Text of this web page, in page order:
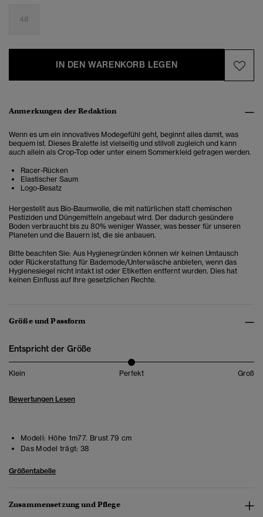
48
IN DEN WARENKORB LEGEN
Anmerkungen der Redaktion
Wenn es um ein innovatives Modegefühl geht, beginnt alles damit, was
bequem ist. Dieses Bralette ist vielseitig und stilvoll zugleich und kann
auch allein als Crop-Top oder unter einem Sommerkleid getragen werden.
Racer-Rücken
Elastischer Saum
Logo-Besatz
Hergestellt aus Bio-Baumwolle, die mit natürlichen statt chemischen
Pestiziden und Düngemitteln angebaut wird. Der dadurch gesündere
Boden verbraucht bis zu 80% weniger Wasser, was besser für unseren
Planeten und die Bauern ist, die sie anbauen.
Bitte beachten Sie: Aus Hygienegründen können wir keinen Umtausch
oder Rückerstattung für Bademode/Unterwäsche anbieten, wenn das
Hygienesiegel nicht intakt ist oder Etiketten entfernt wurden. Dies hat
keinen Einfluss auf Ihre gesetzlichen Rechte.
Größe und Passform
Entspricht der Größe
Klein Perfekt Groß
Bewertungen Lesen
Modell: Höhe 1m77. Brust 79 cm
Das Model trägt: 38
Größentabelle
Zusammensetzung und Pflege